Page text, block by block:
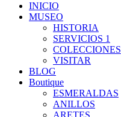
INICIO
MUSEO
HISTORIA
SERVICIOS 1
COLECCIONES
VISITAR
BLOG
Boutique
ESMERALDAS
ANILLOS